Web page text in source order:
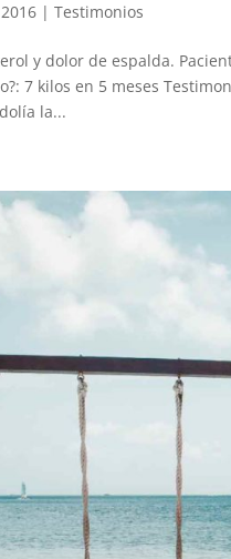
|Testimonios
y dolor de espalda.
7 kilos en 5 meses
la...